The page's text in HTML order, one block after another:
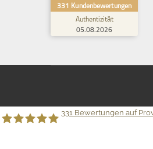
331 Kundenbewertungen
Authentizität
05.08.2026
Bewertungen
Bewertungen von
5,00
Habe nun meine zweite Sitzung
331 Bewertungen auf